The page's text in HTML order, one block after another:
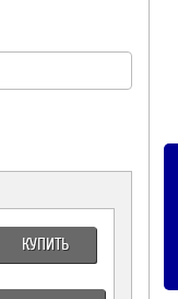
КУПИТЬ